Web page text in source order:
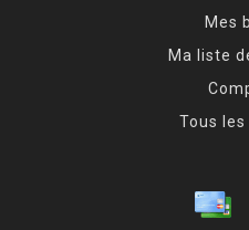
Mes
Ma liste
Tous